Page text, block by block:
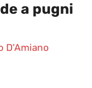
a pugni
D'Amiano